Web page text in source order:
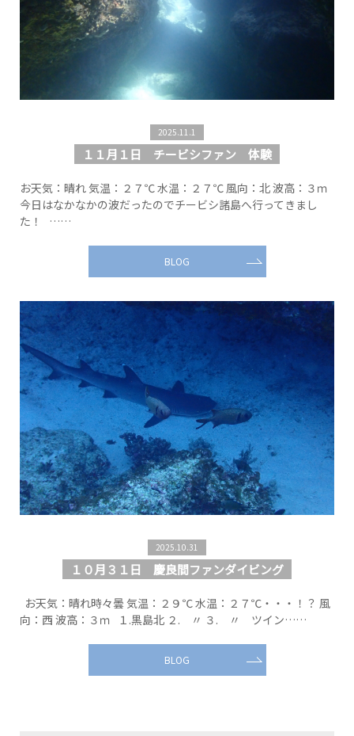
2025.11.1
１１月１日 チービシファン 体験
お天気：晴れ 気温：２７℃ 水温：２７℃ 風向：北 波高：３ｍ
今日はなかなかの波だったのでチービシ諸島へ行ってきまし
た！ ……
BLOG
2025.10.31
１０月３１日 慶良間ファンダイビング
お天気：晴れ時々曇 気温：２９℃ 水温：２７℃・・・！？ 風
向：西 波高：３ｍ １.黒島北 ２. 〃 ３. 〃 ツイン……
BLOG